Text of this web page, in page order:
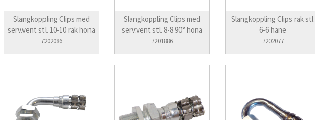
Slangkoppling Clips med
serv.vent stl. 10-10 rak hona
7202086
Slangkoppling Clips med
serv.vent stl. 8-8 90° hona
7201886
Slangkoppling Clips rak stl.
6-6 hane
7202077